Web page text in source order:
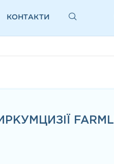
КОНТАКТИ